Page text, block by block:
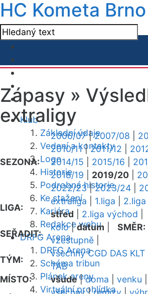
HC Kometa Brno
Klub
Základní údaje
Vedení a kontakty
Logo
Historie
Podrobná historie
Ke stažení
Kariéra
Redakce webu
DRFG Arena
DRFG Arena
Schéma tribun
Plánek areny
Virtuální prohlídka
Zápasy »
extraligy
SEZONA:
2006/07|2007/08
2010/11|2011/12
2014/15
2015/16
2018/19
2019/20
2022/23|2023/24
LIGA:
extraliga 1.liga
střed
2.liga východ
SEŘADIT:
kolo|datum SMĚR:
vzestupně
TÝM:
všechny CGD DAS KLT
TAB
MÍSTO:
všude|doma venku